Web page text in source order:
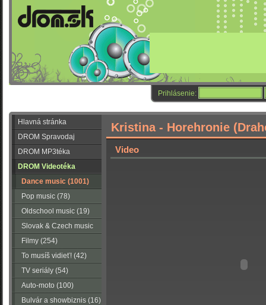
Prihlásenie:
Hlavná stránka
DROM Spravodaj
DROM MP3téka
DROM Videotéka
Dance music (1001)
Pop music (78)
Oldschool music (19)
Slovak & Czech music
(56)Filmy (254)
To musíš vidieť! (42)
TV seriály (54)
Auto-moto (100)
Bulvár a showbiznis (16)
Kristina - Horehronie
Video